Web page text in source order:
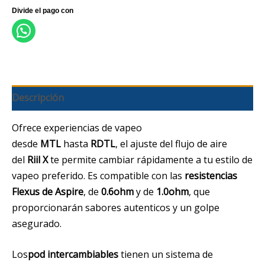
Descripción
Ofrece experiencias de vapeo
desde MTL hasta RDTL, el ajuste del flujo de aire
del Riil Xte permite cambiar rápidamente a tu estilo de
vapeo preferido. Es compatible con las resistencias
Flexus de Aspire, de 0.6ohmy de 1.0ohm, que
proporcionarán sabores autenticos y un golpe
asegurado.
Lospod intercambiablestienen un sistema de